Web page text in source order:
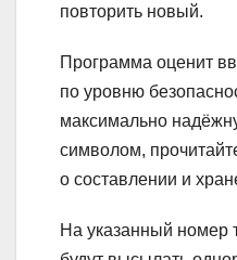
повторить новый.
Программа оценит
по уровню
максимально
символом,
о составлении и
На указанный номер